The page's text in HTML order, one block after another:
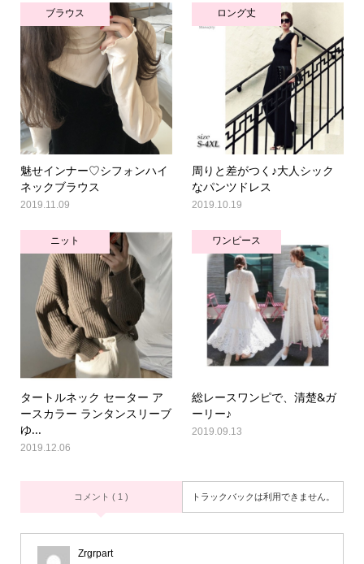
ブラウス
魅せインナー♡シフォンハイ
ネックブラウス
2019.11.09
ロング丈
周りと差がつく♪大人シック
なパンツドレス
2019.10.19
ニット
タートルネック セーター ア
ースカラー ランタンスリーブ
ゆ...
2019.12.06
ワンピース
総レースワンピで、清楚&ガ
ーリー♪
2019.09.13
コメント ( 1 ) トラックバックは利用できません。
Zrgrpart